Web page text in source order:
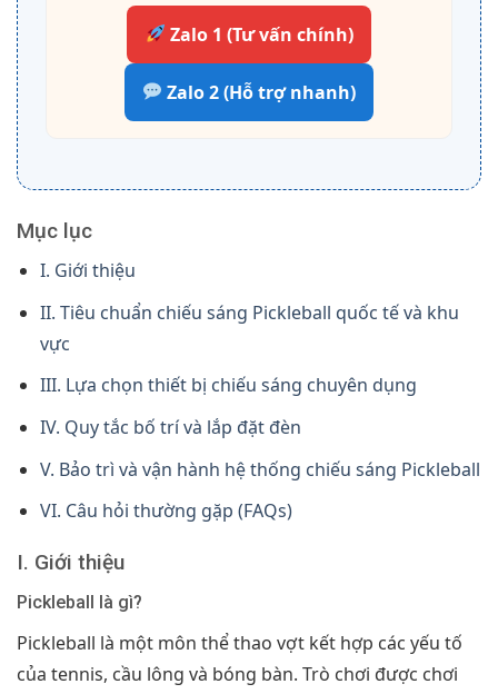
Zalo 1 (Tư vấn chính)
Zalo 2 (Hỗ trợ nhanh)
Mục lục
I. Giới thiệu
II. Tiêu chuẩn chiếu sáng Pickleball quốc tế và khu
vực
III. Lựa chọn thiết bị chiếu sáng chuyên dụng
IV. Quy tắc bố trí và lắp đặt đèn
V. Bảo trì và vận hành hệ thống chiếu sáng Pickleball
VI. Câu hỏi thường gặp (FAQs)
I. Giới thiệu
Pickleball là gì?
Pickleball là một môn thể thao vợt kết hợp các yếu tố
của tennis, cầu lông và bóng bàn. Trò chơi được chơi